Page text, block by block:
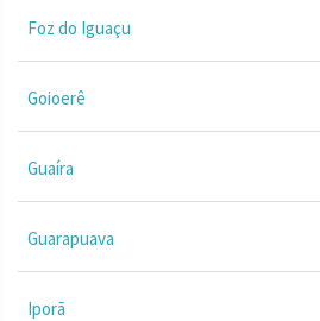
Foz do Iguaçu
Goioerê
Guaíra
Guarapuava
Iporã